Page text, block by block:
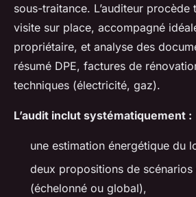
sous-traitance. L’auditeur procède
visite sur place, accompagné
propriétaire, et analyse des
résumé DPE, factures de
techniques (électricité, gaz).
L’audit inclut systématiquement :
une estimation énergétique du
deux propositions de scénarios
(échelonné ou global),